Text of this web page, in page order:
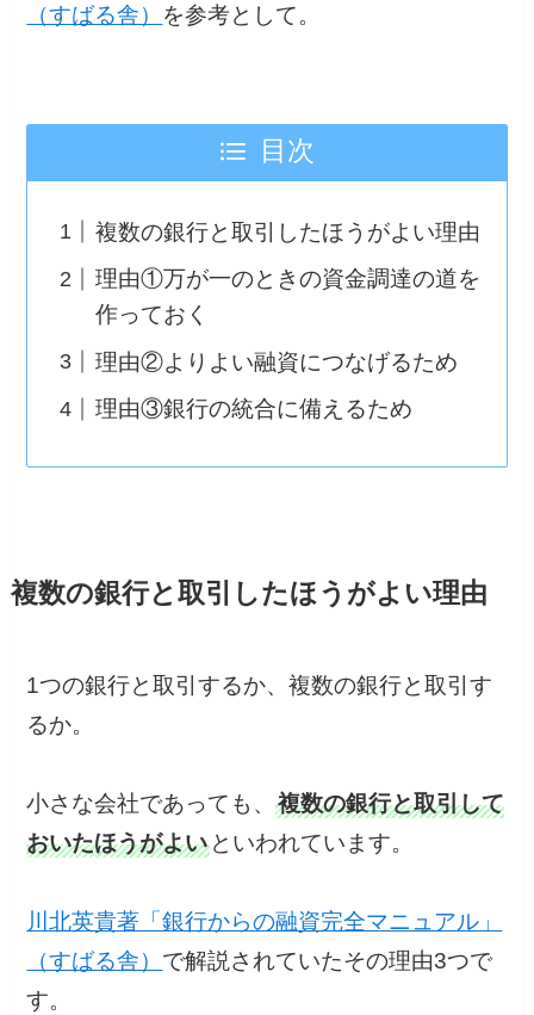
（すばる舎） を参考として。
目次
複数の銀行と取引したほうがよい理由
理由①万が一のときの資金調達の道を
作っておく
理由②よりよい融資につなげるため
理由③銀行の統合に備えるため
複数の銀行と取引したほうがよい理由
1つの銀行と取引するか、複数の銀行と取引す
るか。
小さな会社であっても、複数の銀行と取引して
おいたほうがよい といわれています。
川北英貴著「銀行からの融資完全マニュアル」
（すばる舎） で解説されていたその理由3つで
す。